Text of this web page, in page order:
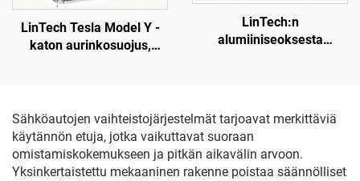
LinTech Tesla Model Y -
katon aurinkosuojus,
UV-säteilyltä
LinTech:n
alumiiniseoksesta
3488226-00-A
Sähköautojen vaihteistojärjestelmät tarjoavat merkittäviä
käytännön etuja, jotka vaikuttavat suoraan
omistamiskokemukseen ja pitkän aikavälin arvoon.
Yksinkertaistettu mekaaninen rakenne poistaa säännölliset